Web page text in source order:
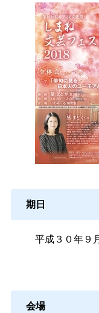
期日
平成３０年９
会場